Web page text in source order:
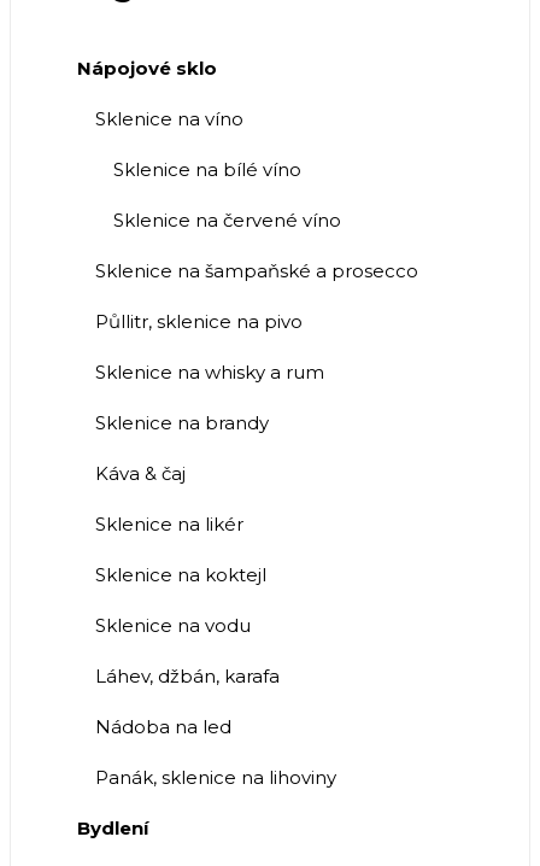
Nápojové sklo
Sklenice na víno
Sklenice na bílé víno
Sklenice na červené víno
Sklenice na šampaňské a prosecco
Půllitr, sklenice na pivo
Sklenice na whisky a rum
Sklenice na brandy
Káva & čaj
Sklenice na likér
Sklenice na koktejl
Sklenice na vodu
Láhev, džbán, karafa
Nádoba na led
Panák, sklenice na lihoviny
Bydlení